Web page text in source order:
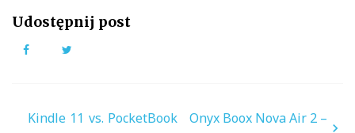
Udostępnij post
Facebook
Nawigacja
Kindle 11 vs. PocketBook
Onyx Boox Nova Air 2 –